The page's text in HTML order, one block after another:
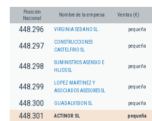
Posición
Nacional
Nombre de la empresa Ventas (€)
448.296 VIRGINIA SEDANO SL. pequeña
448.297
CONSTRUCCIONES
CASTELFRIO SL
pequeña
448.298
SUMINISTROS ASENSIO E
HIJOS SL
pequeña
448.299
LOPEZ MARTINEZ Y
ASOCIADOS ASESORES SL
pequeña
448.300 GUADALVISION SL pequeña
448.301 ACTINOR SL pequeña